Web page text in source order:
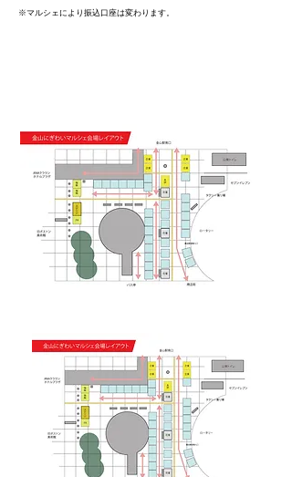
​※マルシェにより振込口座は変わります。